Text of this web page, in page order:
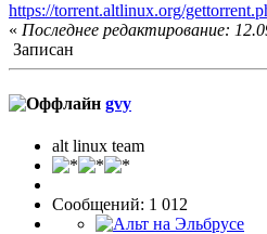
https://torrent.altlinux.org/
« Последнее редактирование:
Записан
gvy
alt linux team
Сообщений: 1 012